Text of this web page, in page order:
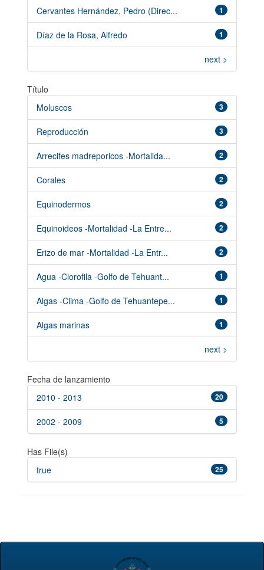
1
Cervantes Hernández, Pedro (Direc...
1
Díaz de la Rosa, Alfredo
next >
Título
3
Moluscos
3
Reproducción
2
Arrecifes madreporicos -Mortalida...
2
Corales
2
Equinodermos
2
Equinoideos -Mortalidad -La Entre...
2
Erizo de mar -Mortalidad -La Entr...
1
Agua -Clorofila -Golfo de Tehuant...
1
Algas -Clima -Golfo de Tehuantepe...
1
Algas marinas
next >
Fecha de lanzamiento
20
2010 - 2013
5
2002 - 2009
Has File(s)
25
true